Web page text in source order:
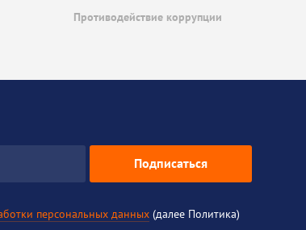
Противодействие коррупции
Подписаться
персональных данных(далее Политика)